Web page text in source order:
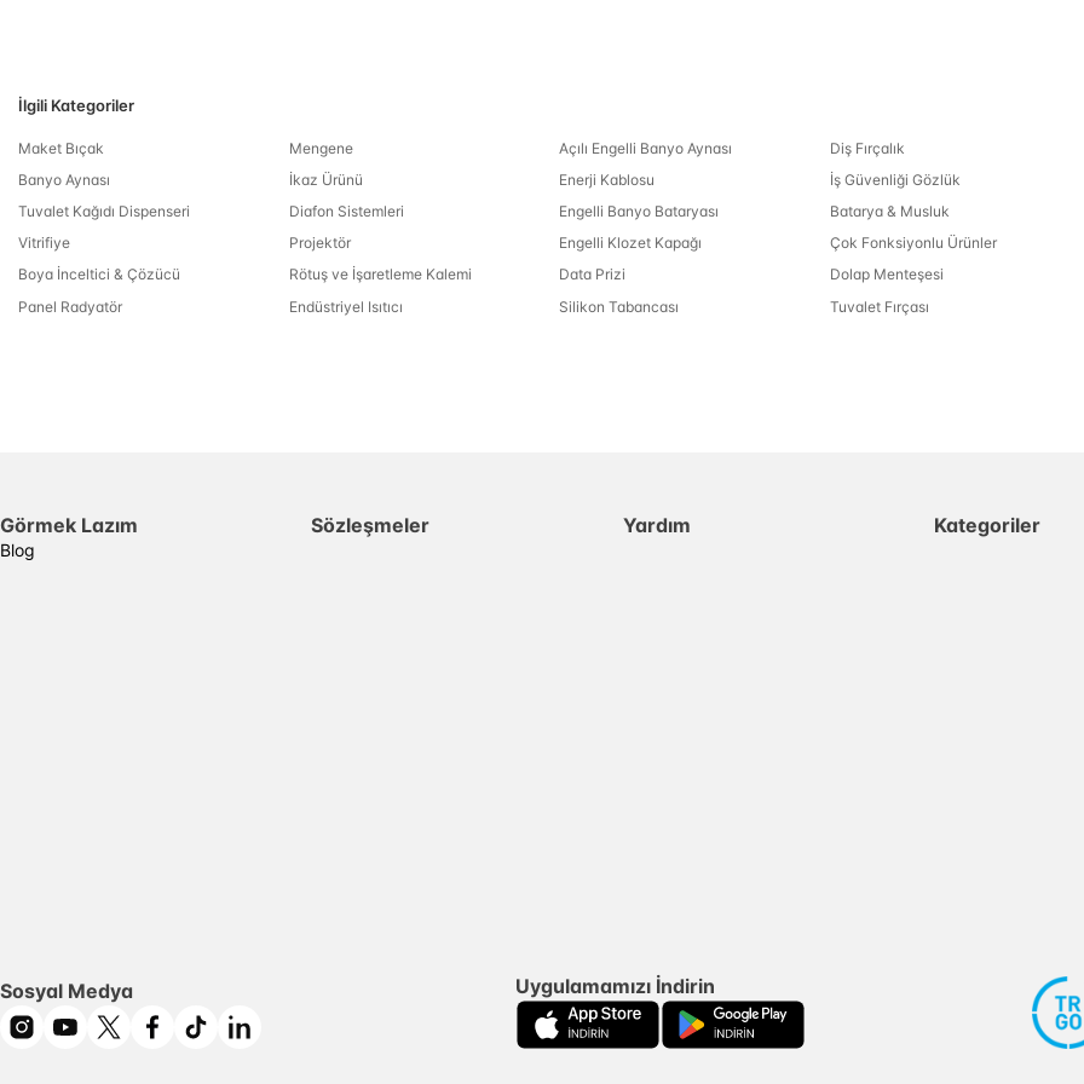
İlgili Kategoriler
Maket Bıçak
Banyo Aynası
Tuvalet Kağıdı Dispenseri
Vitrifiye
Boya İnceltici & Çözücü
Panel Radyatör
Mengene
İkaz Ürünü
Diafon Sistemleri
Projektör
Rötuş ve İşaretleme Kalemi
Endüstriyel Isıtıcı
Açılı Engelli Banyo Aynası
Enerji Kablosu
Engelli Banyo Bataryası
Engelli Klozet Kapağı
Data Prizi
Silikon Tabancası
Diş Fırçalık
İş Güvenliği Gözlük
Batarya & Musluk
Çok Fonksiyonlu Ürünler
Dolap Menteşesi
Tuvalet Fırçası
Görmek Lazım
Blog
Sözleşmeler Yardım Kategoriler
Sosyal Medya Uygulamamızı İndirin